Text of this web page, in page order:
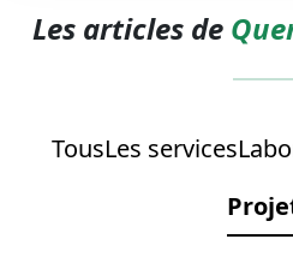
Les articles de
TousLes services